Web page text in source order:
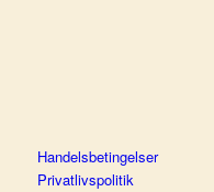
Handelsbetingelser
Privatlivspolitik